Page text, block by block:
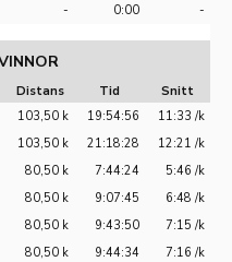
- 0:00 -
Distans Tid
Snitt
103,50 k 19:54:56
11:33 /k
103,50 k 21:18:28
12:21 /k
80,50 k 7:44:24
5:46 /k
80,50 k 9:07:45
6:48 /k
80,50 k 9:43:50
7:15 /k
80,50 k 9:44:34
7:16 /k